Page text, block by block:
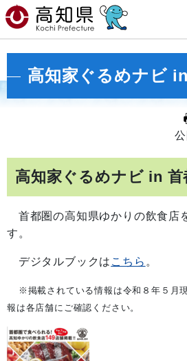
高知家ぐるめナビ
高知家ぐるめナビ in 首
首都圏の高知県ゆかりの飲食店
す。
デジタルブックは こちら 。
※掲載されている情報は令和８年５月
報は各店舗にご確認ください。